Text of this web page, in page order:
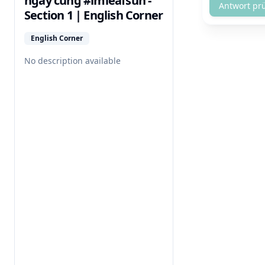
Section 1 | English Corner
English Corner
No description available
Antwort